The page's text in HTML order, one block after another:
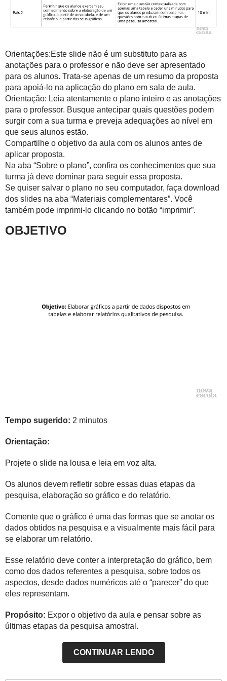
Orientações:Este slide não é um substituto para as
anotações para o professor e não deve ser apresentado
para os alunos. Trata-se apenas de um resumo da proposta
para apoiá-lo na aplicação do plano em sala de aula.
Orientação: Leia atentamente o plano inteiro e as anotações
para o professor. Busque antecipar quais questões podem
surgir com a sua turma e preveja adequações ao nível em
que seus alunos estão.
Compartilhe o objetivo da aula com os alunos antes de
aplicar proposta.
Na aba “Sobre o plano”, confira os conhecimentos que sua
turma já deve dominar para seguir essa proposta.
Se quiser salvar o plano no seu computador, faça download
dos slides na aba “Materiais complementares”. Você
também pode imprimi-lo clicando no botão “imprimir”.
OBJETIVO
Tempo sugerido: 2 minutos
Orientação:
Projete o slide na lousa e leia em voz alta.
Os alunos devem refletir sobre essas duas etapas da
pesquisa, elaboração so gráfico e do relatório.
Comente que o gráfico é uma das formas que se anotar os
dados obtidos na pesquisa e a visualmente mais fácil para
se elaborar um relatório.
Esse relatório deve conter a interpretação do gráfico, bem
como dos dados referentes a pesquisa, sobre todos os
aspectos, desde dados numéricos até o “parecer” do que
eles representam.
Propósito: Expor o objetivo da aula e pensar sobre as
últimas etapas da pesquisa amostral.
CONTINUAR LENDO